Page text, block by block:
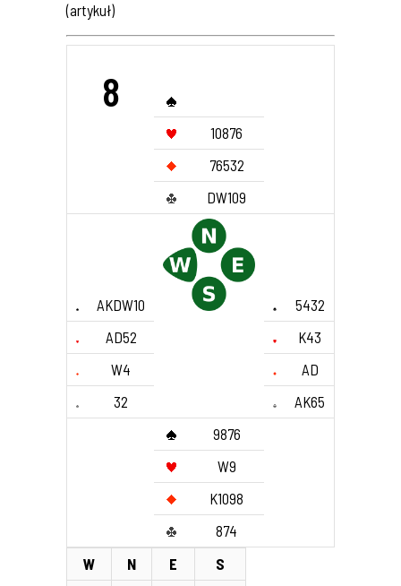
(artykuł)
8
10876
76532
DW109
AKDW10
5432
AD52
K43
W4
AD
32
AK65
9876
W9
K1098
874
W
N E S